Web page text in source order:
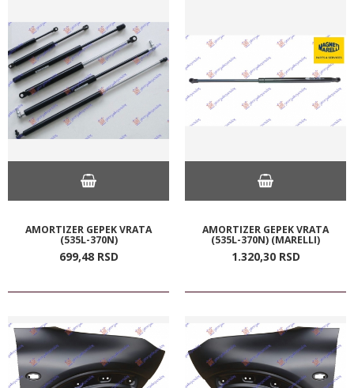
AMORTIZER GEPEK VRATA
(535L-370N)
699,48 RSD
AMORTIZER GEPEK VRATA
(535L-370N) (MARELLI)
1.320,30 RSD